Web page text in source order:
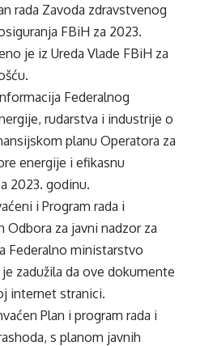
rada Zavoda zdravstvenog
FBiH za 2023.
je iz Ureda Vlade FBiH za
Federalnog
rudarstva i industrije o
planu Operatora za
energije i efikasnu
2023. godinu.
i Program rada i
Odbora za javni nadzor za
Federalno ministarstvo
zadužila da ove dokumente
internet stranici.
Plan i program rada i
s planom javnih